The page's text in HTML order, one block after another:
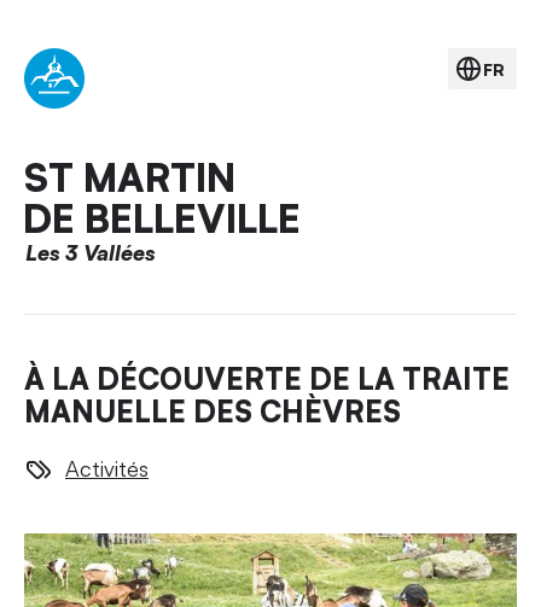
ST MARTIN
DE BELLEVILLE
Les 3 Vallées
FR
À LA DÉCOUVERTE DE LA TRAITE
MANUELLE DES CHÈVRES
Activités